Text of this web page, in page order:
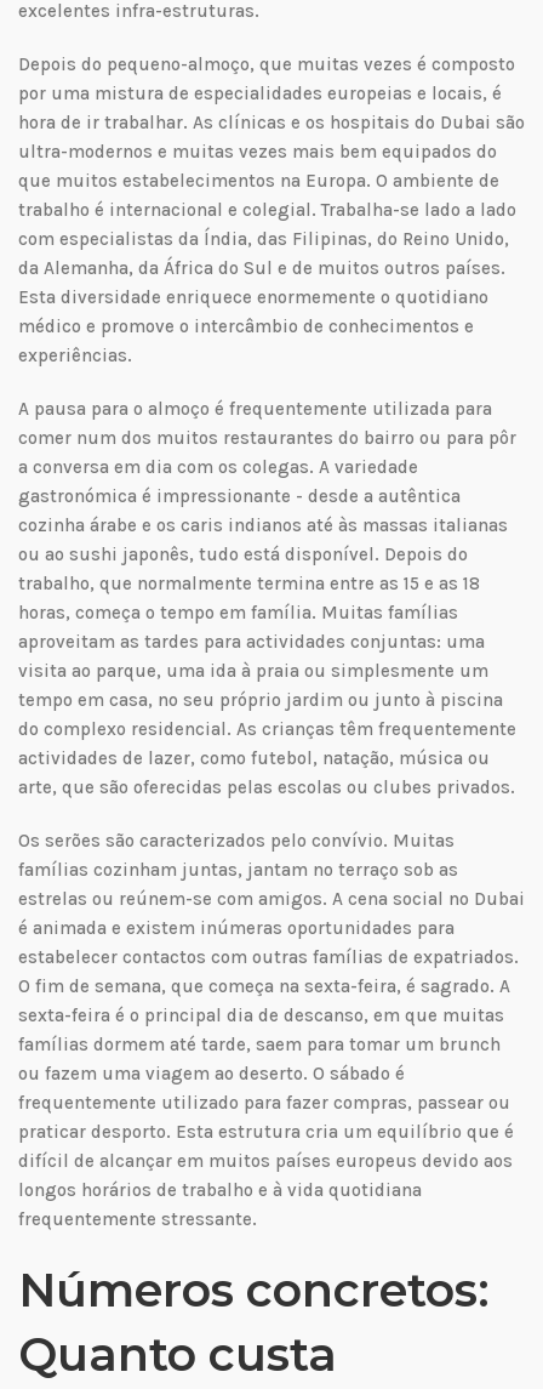
excelentes infra-estruturas.
Depois do pequeno-almoço, que muitas vezes é composto
por uma mistura de especialidades europeias e locais, é
hora de ir trabalhar. As clínicas e os hospitais do Dubai são
ultra-modernos e muitas vezes mais bem equipados do
que muitos estabelecimentos na Europa. O ambiente de
trabalho é internacional e colegial. Trabalha-se lado a lado
com especialistas da Índia, das Filipinas, do Reino Unido,
da Alemanha, da África do Sul e de muitos outros países.
Esta diversidade enriquece enormemente o quotidiano
médico e promove o intercâmbio de conhecimentos e
experiências.
A pausa para o almoço é frequentemente utilizada para
comer num dos muitos restaurantes do bairro ou para pôr
a conversa em dia com os colegas. A variedade
gastronómica é impressionante - desde a autêntica
cozinha árabe e os caris indianos até às massas italianas
ou ao sushi japonês, tudo está disponível. Depois do
trabalho, que normalmente termina entre as 15 e as 18
horas, começa o tempo em família. Muitas famílias
aproveitam as tardes para actividades conjuntas: uma
visita ao parque, uma ida à praia ou simplesmente um
tempo em casa, no seu próprio jardim ou junto à piscina
do complexo residencial. As crianças têm frequentemente
actividades de lazer, como futebol, natação, música ou
arte, que são oferecidas pelas escolas ou clubes privados.
Os serões são caracterizados pelo convívio. Muitas
famílias cozinham juntas, jantam no terraço sob as
estrelas ou reúnem-se com amigos. A cena social no Dubai
é animada e existem inúmeras oportunidades para
estabelecer contactos com outras famílias de expatriados.
O fim de semana, que começa na sexta-feira, é sagrado. A
sexta-feira é o principal dia de descanso, em que muitas
famílias dormem até tarde, saem para tomar um brunch
ou fazem uma viagem ao deserto. O sábado é
frequentemente utilizado para fazer compras, passear ou
praticar desporto. Esta estrutura cria um equilíbrio que é
difícil de alcançar em muitos países europeus devido aos
longos horários de trabalho e à vida quotidiana
frequentemente stressante.
Números concretos:
Quanto custa